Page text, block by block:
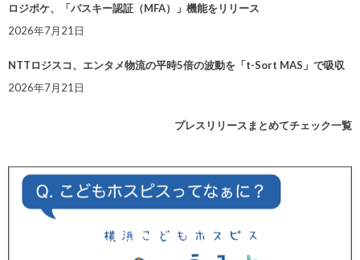
ロジポケ、「パスキー認証（MFA）」機能をリリース
2026年7月21日
NTTロジスコ、エンタメ物流の平時5倍の波動を「t-Sort MAS」で吸収
2026年7月21日
プレスリリースまとめてチェック一覧